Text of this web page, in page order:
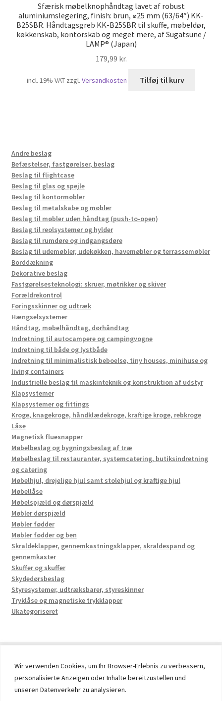
Wir verwenden Cookies, um Ihr Browser-Erlebnis zu verbessern,
personalisierte Anzeigen oder Inhalte bereitzustellen und
unseren Datenverkehr zu analysieren.
Sfærisk møbelknophåndtag lavet af robust
aluminiumslegering, finish: brun, ⌀25 mm (63/64″) KK-
B25SBR. Håndtagsgreb KK-B25SBR til skuffe, møbeldør,
køkkenskab, kontorskab og meget mere, af Sugatsune /
LAMP® (Japan)
179,99 kr.
incl. 19% VAT zzgl. Versandkosten Tilføj til kurv
Andre beslag
Befæstelser, fastgørelser, beslag
Beslag til flightcase
Beslag til glas og spejle
Beslag til kontormøbler
Beslag til metalskabe og møbler
Beslag til møbler uden håndtag (push-to-open)
Beslag til reolsystemer og hylder
Beslag til rumdøre og indgangsdøre
Beslag til udemøbler, udekøkken, havemøbler og terrassemøbler
Borddækning
Dekorative beslag
Fastgørelsesteknologi: skruer, møtrikker og skiver
Forældrekontrol
Føringsskinner og udtræk
Hængselsystemer
Håndtag, møbelhåndtag, dørhåndtag
Indretning til autocampere og campingvogne
Indretning til både og lystbåde
Indretning til minimalistisk beboelse, tiny houses, minihuse og
living containers
Industrielle beslag til maskinteknik og konstruktion af udstyr
Klapsystemer
Klapsystemer og fittings
Kroge, knagekroge, håndklædekroge, kraftige kroge, rebkroge
Låse
Magnetisk fluesnapper
Møbelbeslag og bygningsbeslag af træ
Møbelbeslag til restauranter, systemcatering, butiksindretning
og catering
Møbelhjul, drejelige hjul samt stolehjul og kraftige hjul
Møbellåse
Møbelspjæld og dørspjæld
Møbler dørspjæld
Møbler fødder
Møbler fødder og ben
Skraldeklapper, gennemkastningsklapper, skraldespand og
gennemkaster
Skuffer og skuffer
Skydedørsbeslag
Styresystemer, udtræksbarer, styreskinner
Tryklåse og magnetiske trykklapper
Ukategoriseret
© 2026 by UMAXO Germany, member of the ERUON Group.
High quality Fittings, mechanical Components and